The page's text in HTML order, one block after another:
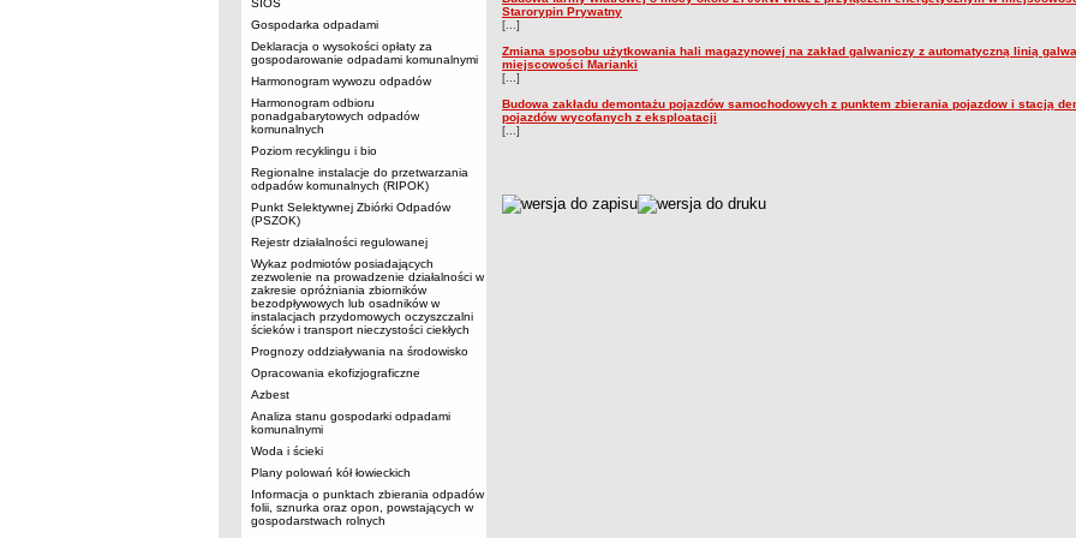
SIOS
Gospodarka odpadami
Deklaracja o wysokości opłaty za
gospodarowanie odpadami komunalnymi
Harmonogram wywozu odpadów
Harmonogram odbioru
ponadgabarytowych odpadów
komunalnych
Poziom recyklingu i bio
Regionalne instalacje do przetwarzania
odpadów komunalnych (RIPOK)
Punkt Selektywnej Zbiórki Odpadów
(PSZOK)
Rejestr działalności regulowanej
Wykaz podmiotów posiadających
zezwolenie na prowadzenie działalności w
zakresie opróżniania zbiorników
bezodpływowych lub osadników w
instalacjach przydomowych oczyszczalni
ścieków i transport nieczystości ciekłych
Prognozy oddziaływania na środowisko
Opracowania ekofizjograficzne
Azbest
Analiza stanu gospodarki odpadami
komunalnymi
Woda i ścieki
Plany polowań kół łowieckich
Informacja o punktach zbierania odpadów
folii, sznurka oraz opon, powstających w
gospodarstwach rolnych
Starorypin Prywatny
[...]
Zmiana sposobu użytkowania hali magazynowej na zakład galwaniczy z automatyczną linią
miejscowości Marianki
[...]
Budowa zakładu demontażu pojazdów samochodowych z punktem zbierania pojazdow i stacją
pojazdów wycofanych z eksploatacji
[...]
metryczka